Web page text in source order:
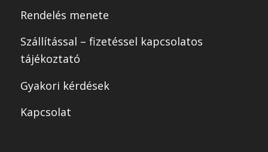
Rendelés menete
Szállítással – fizetéssel kapcsolatos
tájékoztató
Gyakori kérdések
Kapcsolat